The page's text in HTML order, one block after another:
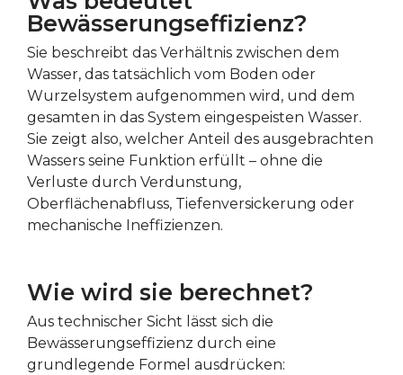
Bewässerungseffizienz?
Sie beschreibt das Verhältnis zwischen dem
Wasser, das tatsächlich vom Boden oder
Wurzelsystem aufgenommen wird, und dem
gesamten in das System eingespeisten Wasser.
Sie zeigt also, welcher Anteil des ausgebrachten
Wassers seine Funktion erfüllt – ohne die
Verluste durch Verdunstung,
Oberflächenabfluss, Tiefenversickerung oder
mechanische Ineffizienzen.
Wie wird sie berechnet?
Aus technischer Sicht lässt sich die
Bewässerungseffizienz durch eine
grundlegende Formel ausdrücken: